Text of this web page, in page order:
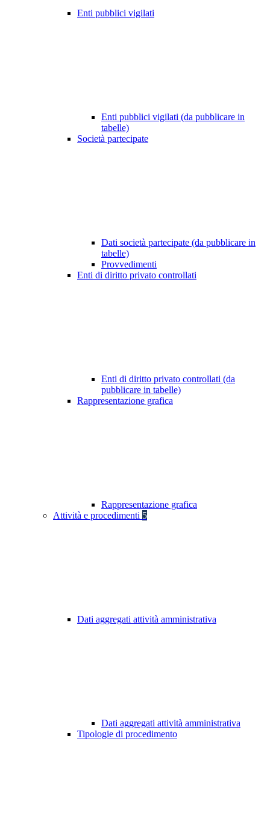
Enti pubblici vigilati
Enti pubblici vigilati (da pubblicare in
tabelle)
Società partecipate
Dati società partecipate (da pubblicare in
tabelle)
Provvedimenti
Enti di diritto privato controllati
Enti di diritto privato controllati (da
pubblicare in tabelle)
Rappresentazione grafica
Rappresentazione grafica
Attività e procedimenti 5
Dati aggregati attività amministrativa
Dati aggregati attività amministrativa
Tipologie di procedimento